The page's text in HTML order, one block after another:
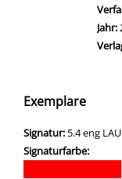
Jahr:
Exemplare
Signatur: 5.4 eng LAU
Signaturfarbe: